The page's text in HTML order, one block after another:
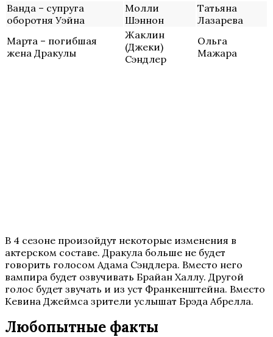
Ванда – супруга
оборотня Уэйна
Молли
Шэннон
Татьяна
Лазарева
Марта – погибшая
жена Дракулы
Жаклин
(Джеки)
Сэндлер
Ольга
Мажара
В 4 сезоне произойдут некоторые изменения в
актерском составе. Дракула больше не будет
говорить голосом Адама Сэндлера. Вместо него
вампира будет озвучивать Брайан Халлу. Другой
голос будет звучать и из уст Франкенштейна. Вместо
Кевина Джеймса зрители услышат Брэда Абрелла.
Любопытные факты